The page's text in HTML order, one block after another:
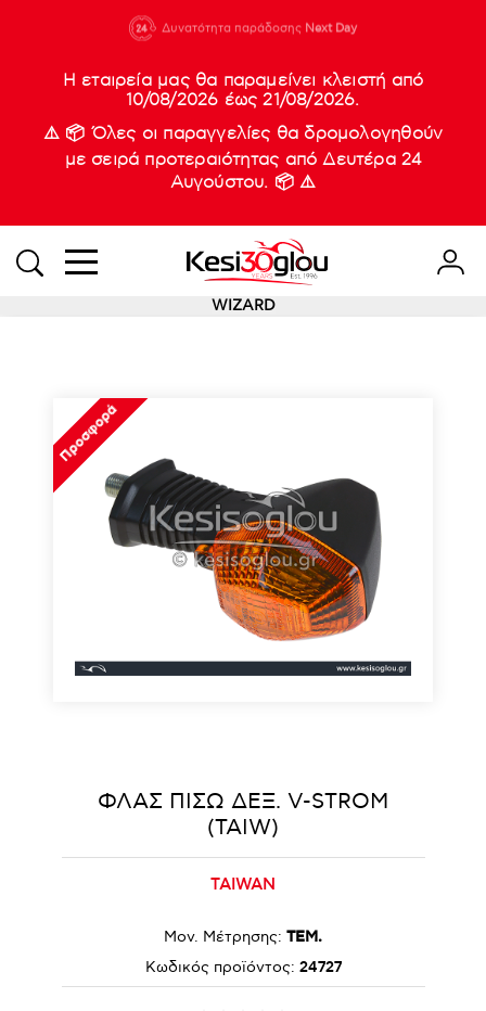
210 88 21
933
Δυνατότητα παράδοσης Next Day
Νέες
Η εταιρεία μας θα παραμείνει κλειστή από
10/08/2026 έως 21/08/2026.
⚠️ 📦 Όλες οι παραγγελίες θα δρομολογηθούν
με σειρά προτεραιότητας από Δευτέρα 24
Αυγούστου. 📦 ⚠️
WIZARD
Προσφορά
ΦΛΑΣ ΠΙΣΩ ΔΕΞ. V-STROM
(TAIW)
TAIWAN
Μον. Μέτρησης: ΤΕΜ.
Κωδικός προϊόντος: 24727